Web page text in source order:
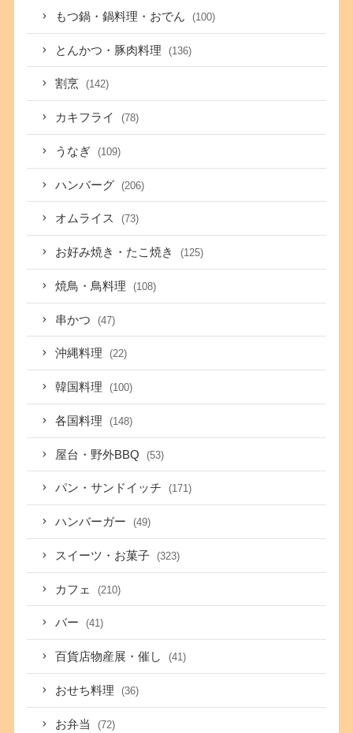
もつ鍋・鍋料理・おでん (100)
とんかつ・豚肉料理 (136)
割烹 (142)
カキフライ (78)
うなぎ (109)
ハンバーグ (206)
オムライス (73)
お好み焼き・たこ焼き (125)
焼鳥・鳥料理 (108)
串かつ (47)
沖縄料理 (22)
韓国料理 (100)
各国料理 (148)
屋台・野外BBQ (53)
パン・サンドイッチ (171)
ハンバーガー (49)
スイーツ・お菓子 (323)
カフェ (210)
バー (41)
百貨店物産展・催し (41)
おせち料理 (36)
お弁当 (72)